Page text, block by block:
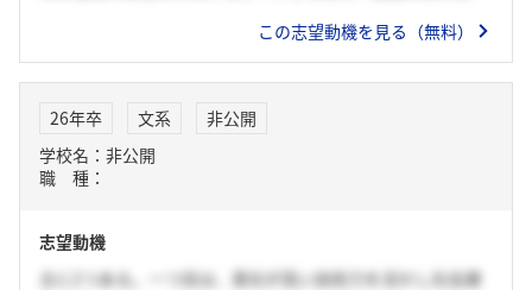
性を活かせば、製品として形に残しながら唯一性の高い仕事
この志望動機を見る（無料）
26年卒 文系
非公開
学校名：非公開
職 種：
志望動機
主に2つある。一つ目は、貴社が高い技術力を活かし社会課